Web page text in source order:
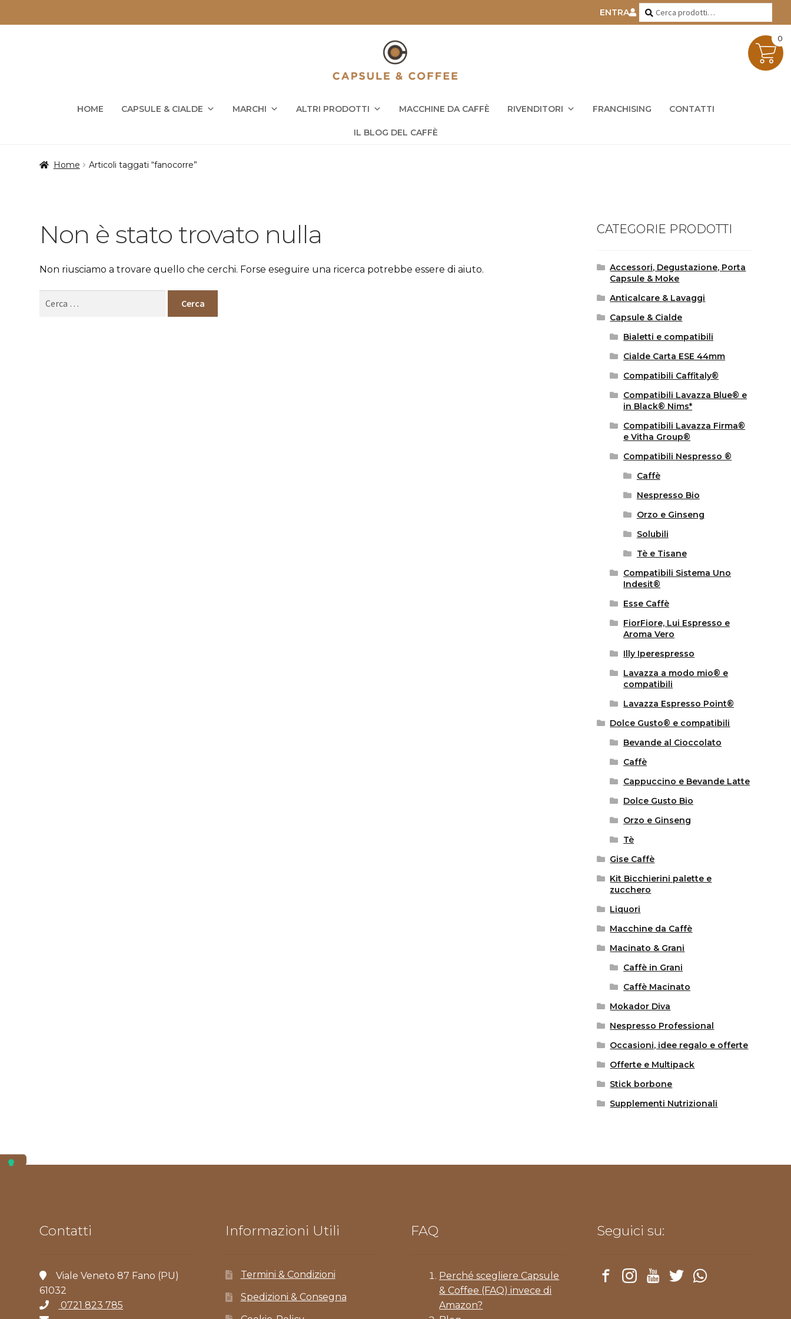
ENTRA Cerca:
Cerca
HOME CAPSULE & CIALDE MARCHI ALTRI PRODOTTI MACCHINE DA CAFFÈ RIVENDITORI FRANCHISING CONTATTI
IL BLOG DEL CAFFÈ
Home Articoli taggati “fanocorre”
Non è stato trovato nulla
Non riusciamo a trovare quello che cerchi. Forse eseguire una ricerca potrebbe essere di aiuto.
CATEGORIE PRODOTTI
Accessori, Degustazione, Porta
Capsule & Moke
Anticalcare & Lavaggi
Capsule & Cialde
Bialetti e compatibili
Cialde Carta ESE 44mm
Compatibili Caffitaly®
Compatibili Lavazza Blue® e
in Black® Nims*
Compatibili Lavazza Firma®
e Vitha Group®
Compatibili Nespresso ®
Caffè
Nespresso Bio
Orzo e Ginseng
Solubili
Tè e Tisane
Compatibili Sistema Uno
Indesit®
Esse Caffè
FiorFiore, Lui Espresso e
Aroma Vero
Illy Iperespresso
Lavazza a modo mio® e
compatibili
Lavazza Espresso Point®
Dolce Gusto® e compatibili
Bevande al Cioccolato
Caffè
Cappuccino e Bevande Latte
Dolce Gusto Bio
Orzo e Ginseng
Tè
Gise Caffè
Kit Bicchierini palette e
zucchero
Liquori
Macchine da Caffè
Macinato & Grani
Caffè in Grani
Caffè Macinato
Mokador Diva
Nespresso Professional
Occasioni, idee regalo e offerte
Offerte e Multipack
Stick borbone
Supplementi Nutrizionali
Contatti
Viale Veneto 87 Fano (PU)
61032
0721 823 785
Informazioni Utili
Termini & Condizioni
Spedizioni & Consegna
FAQ
Perché scegliere Capsule
& Coffee (FAQ) invece di
Amazon?
Seguici su:
0